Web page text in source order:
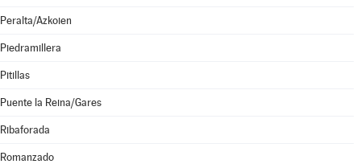
Peralta/Azkoien
Piedramillera
Pitillas
Puente la Reina/Gares
Ribaforada
Romanzado